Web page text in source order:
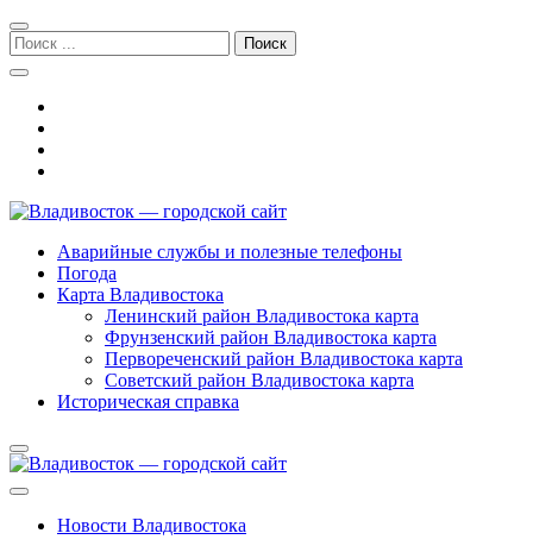
Перейти
к
навигации
Перейти
к
содержимому
Поиск:
Владивосток — городской сайт
Аварийные службы и полезные телефоны
Погода
Карта Владивостока
Ленинский район Владивостока карта
Фрунзенский район Владивостока карта
Первореченский район Владивостока карта
Советский район Владивостока карта
Историческая справка
Новости Владивостока